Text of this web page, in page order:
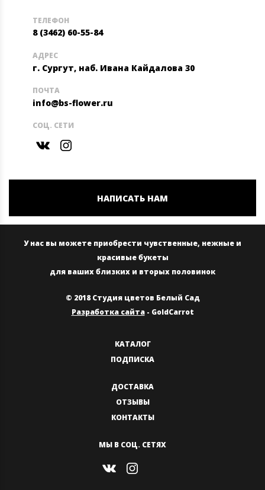
ТЕЛЕФОН
8 (3462) 60-55-84
АДРЕС
г. Сургут, наб. Ивана Кайдалова 30
ПОЧТА
info@bs-flower.ru
СОЦ. СЕТИ
НАПИСАТЬ НАМ
У нас вы можете приобрести чувственные, нежные и
красивые букеты
для ваших близких и вторых половинок
© 2018 Студия цветов Белый Сад
Разработка сайта- GoldCarrot
КАТАЛОГ
ПОДПИСКА
ДОСТАВКА
ОТЗЫВЫ
КОНТАКТЫ
МЫ В СОЦ. СЕТЯХ